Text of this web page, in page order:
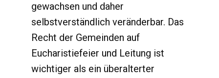
gewachsen und daher
selbstverständlich veränderbar. Das
Recht der Gemeinden auf
Eucharistiefeier und Leitung ist
wichtiger als ein überalterter